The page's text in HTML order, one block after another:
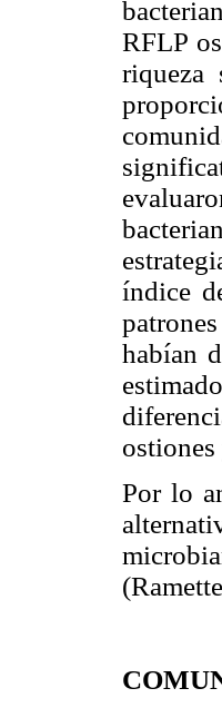
RFLP
riqueza
índice
habían
ostiones
Por lo